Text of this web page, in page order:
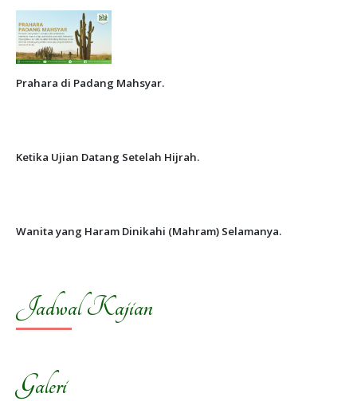
Prahara di Padang Mahsyar.
Ketika Ujian Datang Setelah Hijrah.
Wanita yang Haram Dinikahi (Mahram) Selamanya.
Jadwal Kajian
Galeri